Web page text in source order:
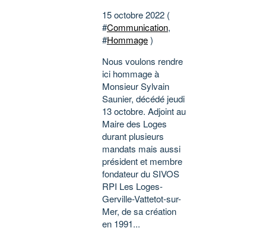
15 octobre 2022 (
#Communication,
#Hommage)
Nous voulons rendre
ici hommage à
Monsieur Sylvain
Saunier, décédé jeudi
13 octobre. Adjoint au
Maire des Loges
durant plusieurs
mandats mais aussi
président et membre
fondateur du SIVOS
RPI Les Loges-
Gerville-Vattetot-sur-
Mer, de sa création
en 1991...